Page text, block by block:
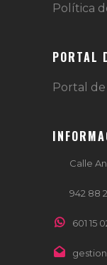
Política
PORTAL
Portal
Calle
942 88
601 15